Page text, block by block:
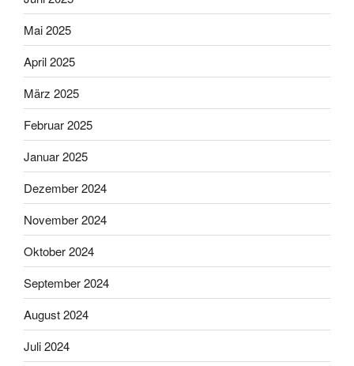
Mai 2025
April 2025
März 2025
Februar 2025
Januar 2025
Dezember 2024
November 2024
Oktober 2024
September 2024
August 2024
Juli 2024